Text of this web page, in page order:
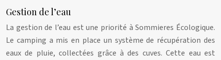
Gestion de l’eau
La gestion de l’eau est une priorité à Sommieres Écologique.
Le camping a mis en place un système de récupération des
eaux de pluie, collectées grâce à des cuves. Cette eau est